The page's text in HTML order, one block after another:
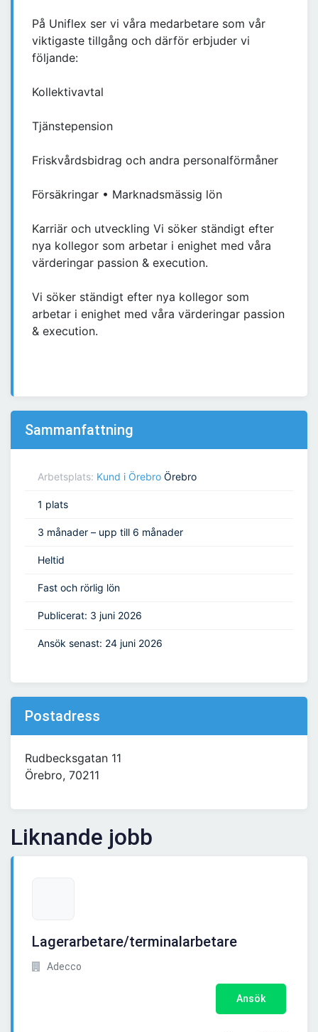
På Uniflex ser vi våra medarbetare som vår
viktigaste tillgång och därför erbjuder vi
följande:
Kollektivavtal
Tjänstepension
Friskvårdsbidrag och andra personalförmåner
Försäkringar • Marknadsmässig lön
Karriär och utveckling Vi söker ständigt efter
nya kollegor som arbetar i enighet med våra
värderingar passion & execution.
Vi söker ständigt efter nya kollegor som
arbetar i enighet med våra värderingar passion
& execution.
Sammanfattning
Arbetsplats: Kund i Örebro Örebro
1 plats
3 månader – upp till 6 månader
Heltid
Fast och rörlig lön
Publicerat: 3 juni 2026
Ansök senast: 24 juni 2026
Postadress
Rudbecksgatan 11
Örebro, 70211
Liknande jobb
Lagerarbetare/terminalarbetare
Adecco
Ansök